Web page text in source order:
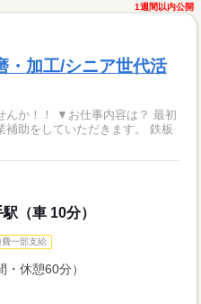
1週間以内公開
・加工/シニア世代活
んか！！ ▼お仕事内容は？ 最初
助をしていただきます。 鉄板
（車 10分）
費一部支給
休憩60分）